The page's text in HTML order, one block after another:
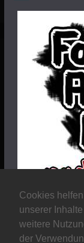
Cookies
unserer
weitere
der